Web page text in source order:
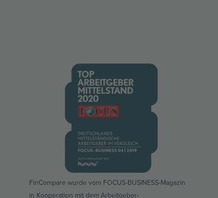
FinCompare wurde vom FOCUS-BUSINESS-Magazin
in Kooperation mit dem Arbeitgeber-